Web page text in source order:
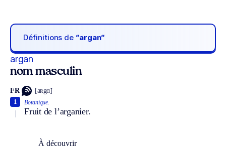
Définitions de “argan“
argan
nom masculin
FR [aʀgɑ̃]
Botanique.
Fruit de l’arganier.
1
À découvrir